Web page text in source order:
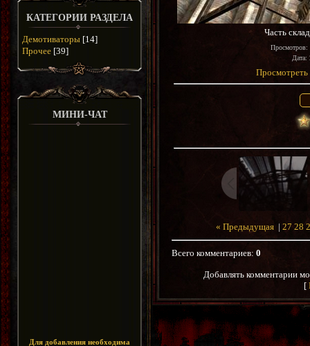
КАТЕГОРИИ РАЗДЕЛА
Демотиваторы [14]
Прочее [39]
МИНИ-ЧАТ
Для добавления необходима
Часть
Просмотров:
Дата:
Просмотреть
« Предыдущая | 27 28
Всего комментариев: 0
Добавлять комментарии
[